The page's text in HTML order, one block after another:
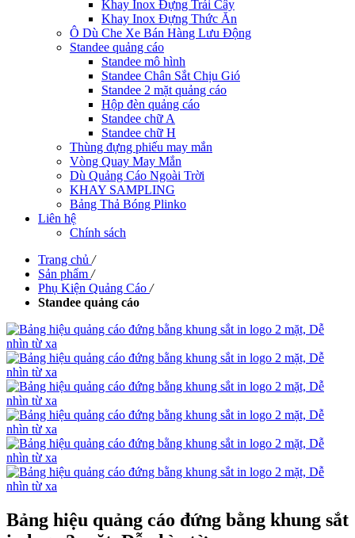
Khay Inox Đựng Trái Cây
Khay Inox Đựng Thức Ăn
Ô Dù Che Xe Bán Hàng Lưu Động
Standee quảng cáo
Standee mô hình
Standee Chân Sắt Chịu Gió
Standee 2 mặt quảng cáo
Hộp đèn quảng cáo
Standee chữ A
Standee chữ H
Thùng đựng phiếu may mắn
Vòng Quay May Mắn
Dù Quảng Cáo Ngoài Trời
KHAY SAMPLING
Bảng Thả Bóng Plinko
Liên hệ
Chính sách
Trang chủ /
Sản phẩm /
Phụ Kiện Quảng Cáo /
Standee quảng cáo
Bảng hiệu quảng cáo đứng bằng khung sắt